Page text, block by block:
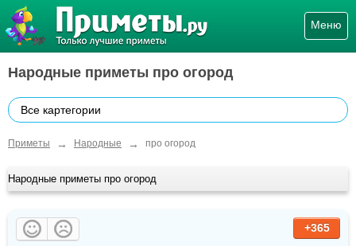
Меню
Народные приметы про огород
Все картегории
Приметы → Народные → про огород
Народные приметы про огород
+365